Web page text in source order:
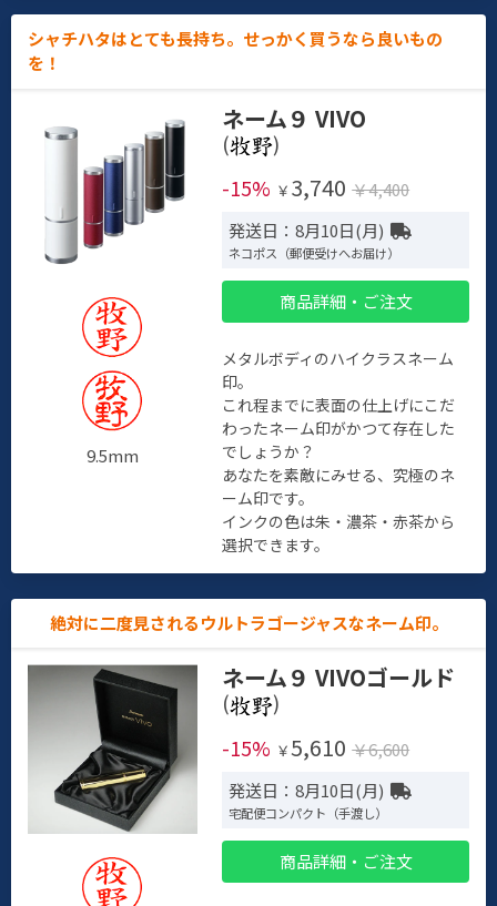
シャチハタはとても長持ち。せっかく買うなら良いもの
を！
9.5mm
ネーム９ VIVO
(
)
-15% ￥ 3,740 ￥4,400
発送日：8月10日(月)
ネコポス（郵便受けへお届け）
商品詳細・ご注文
メタルボディのハイクラスネーム
印。
これ程までに表面の仕上げにこだ
わったネーム印がかつて存在した
でしょうか？
あなたを素敵にみせる、究極のネ
ーム印です。
インクの色は朱・濃茶・赤茶から
選択できます。
絶対に二度見されるウルトラゴージャスなネーム印。
ネーム９ VIVOゴールド
(
)
-15% ￥ 5,610 ￥6,600
発送日：8月10日(月)
宅配便コンパクト（手渡し）
商品詳細・ご注文